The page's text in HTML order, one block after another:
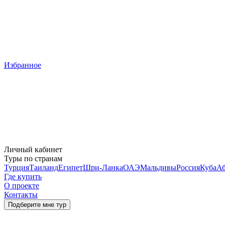
Избранное
Личный кабинет
Туры по странам
ТурцияТаиландЕгипетШри-ЛанкаОАЭМальдивыРоссияКуба
Где купить
О проекте
Контакты
Подберите мне тур